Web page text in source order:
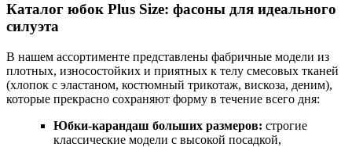
Каталог юбок Plus Size: фасоны для идеального
силуэта
В нашем ассортименте представлены фабричные модели из
плотных, износостойких и приятных к телу смесовых тканей
(хлопок с эластаном, костюмный трикотаж, вискоза, деним),
которые прекрасно сохраняют форму в течение всего дня:
Юбки-карандаш больших размеров: строгие
классические модели с высокой посадкой,